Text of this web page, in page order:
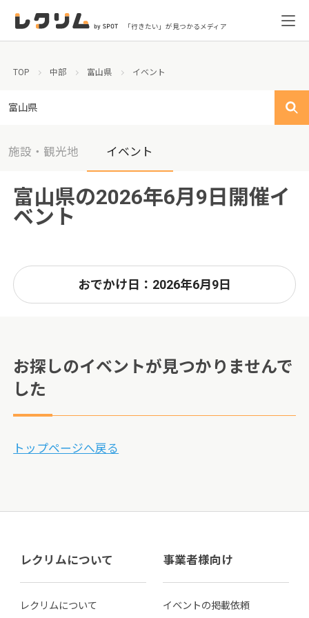
「行きたい」が見つかるメディア
TOP 中部 富山県 イベント
富山県
施設・観光地 イベント
富山県の2026年6月9日開催イ
ベント
おでかけ日：2026年6月9日
お探しのイベントが見つかりませんで
した
トップページへ戻る
レクリムについて
レクリムについて
事業者様向け
イベントの掲載依頼